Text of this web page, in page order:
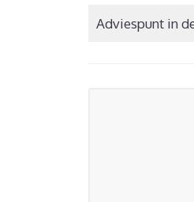
Adviespunt in